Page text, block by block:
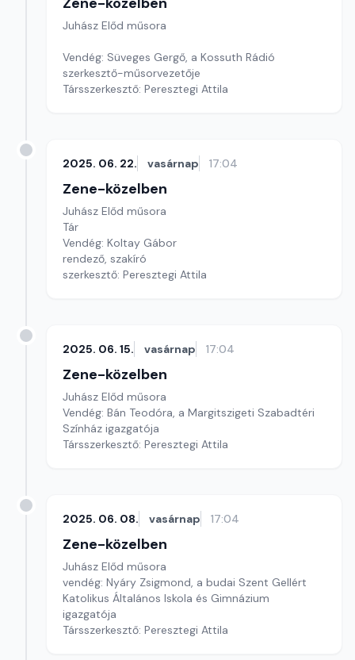
Juhász Előd műsora
Vendég: Süveges Gergő, a Kossuth Rádió
szerkesztő-műsorvezetője
Társszerkesztő: Peresztegi Attila
2025. 06. 22. vasárnap 17:04
Zene-közelben
Juhász Előd műsora
Tár
Vendég: Koltay Gábor
rendező, szakíró
szerkesztő: Peresztegi Attila
2025. 06. 15. vasárnap 17:04
Zene-közelben
Juhász Előd műsora
Vendég: Bán Teodóra, a Margitszigeti Szabadtéri
Színház igazgatója
Társszerkesztő: Peresztegi Attila
2025. 06. 08. vasárnap 17:04
Zene-közelben
Juhász Előd műsora
vendég: Nyáry Zsigmond, a budai Szent Gellért
Katolikus Általános Iskola és Gimnázium
igazgatója
Társszerkesztő: Peresztegi Attila